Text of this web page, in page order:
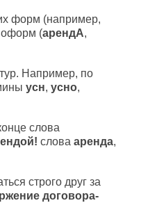
форм (например,
(арендА,
Например, по
усн, усно,
слова
слова аренда,
строго друг за
договора-